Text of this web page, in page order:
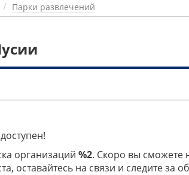
Парки развлечений
организаций %2. Скоро вы сможете
оставайтесь на связи и следите за